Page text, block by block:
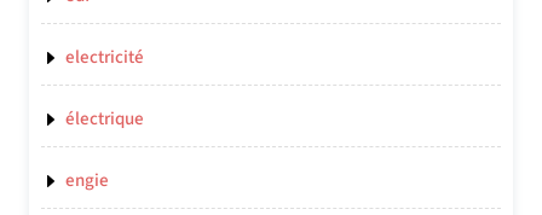
electricité
électrique
engie